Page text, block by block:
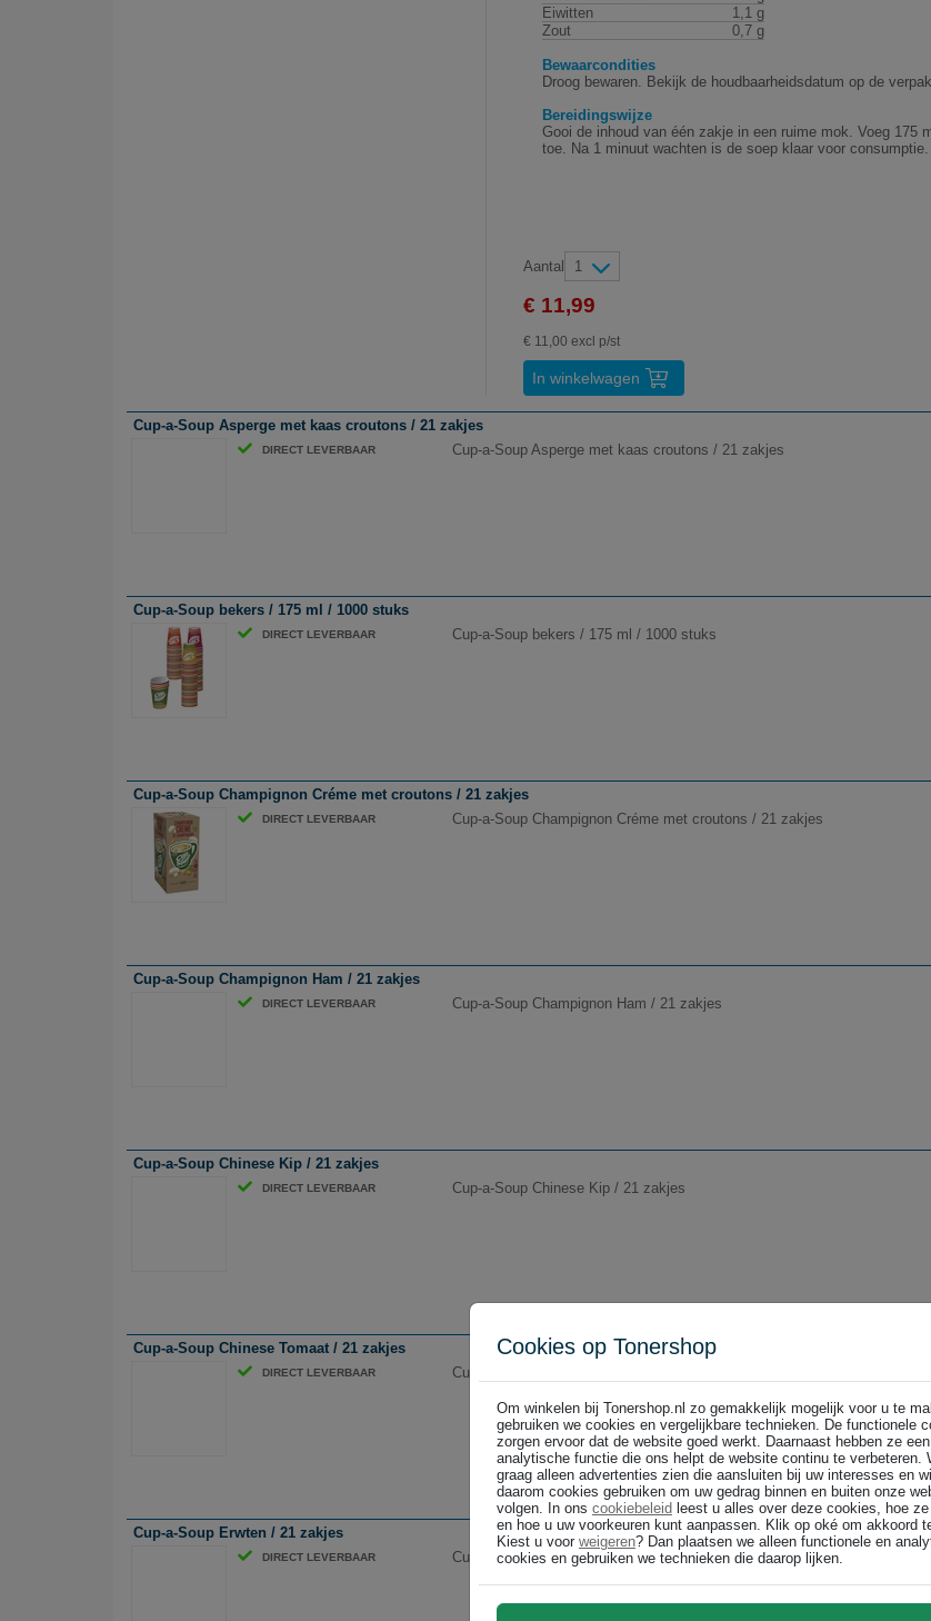
Eiwitten
1,1 g
Zout
0,7 g
Bewaarcondities
Droog bewaren. Bekijk de houdbaarheidsdatum op de
Bereidingswijze
Gooi de inhoud van één zakje in een ruime mok. Voeg 175
toe. Na 1 minuut wachten is de soep klaar voor consumptie.
Aantal 1
€ 11,99
€ 11,00 excl p/st
In winkelwagen
Cup-a-Soup Asperge met kaas croutons / 21 zakjes
DIRECT LEVERBAAR Cup-a-Soup Asperge met kaas croutons / 21 zakjes
Cup-a-Soup bekers / 175 ml / 1000 stuks
DIRECT LEVERBAAR Cup-a-Soup bekers / 175 ml / 1000 stuks
Cup-a-Soup Champignon Créme met croutons / 21 zakjes
DIRECT LEVERBAAR Cup-a-Soup Champignon Créme met croutons / 21 zakjes
Cup-a-Soup Champignon Ham / 21 zakjes
DIRECT LEVERBAAR Cup-a-Soup Champignon Ham / 21 zakjes
Cup-a-Soup Chinese Kip / 21 zakjes
DIRECT LEVERBAAR Cup-a-Soup Chinese Kip / 21 zakjes
Cup-a-Soup Chinese Tomaat / 21 zakjes
DIRECT LEVERBAAR Cup-a-Soup Chinese Tomaat / 21 zakjes
Cup-a-Soup Erwten / 21 zakjes
DIRECT LEVERBAAR Cup-a-Soup Erwten / 21 zakjes
Cookies op Tonershop
Om winkelen bij Tonershop.nl zo gemakkelijk mogelijk voor u te
gebruiken we cookies en vergelijkbare technieken. De functionele
zorgen ervoor dat de website goed werkt. Daarnaast hebben ze een
analytische functie die ons helpt de website continu te verbeteren.
graag alleen advertenties zien die aansluiten bij uw interesses en
daarom cookies gebruiken om uw gedrag binnen en buiten onze
volgen. In ons cookiebeleid leest u alles over deze cookies, hoe
en hoe u uw voorkeuren kunt aanpassen. Klik op oké om akkoord
Kiest u voor weigeren? Dan plaatsen we alleen functionele en
cookies en gebruiken we technieken die daarop lijken.